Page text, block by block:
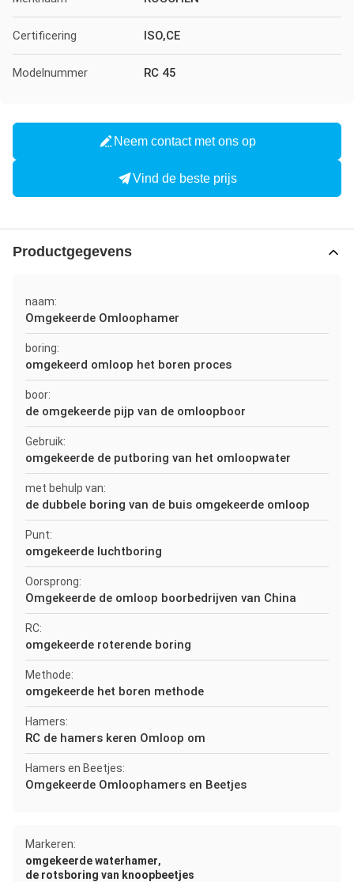
Certificering ISO,CE
Modelnummer RC 45
Neem contact met ons op
Vind de beste prijs
Productgegevens
naam:
Omgekeerde Omloophamer
boring:
omgekeerd omloop het boren proces
boor:
de omgekeerde pijp van de omloopboor
Gebruik:
omgekeerde de putboring van het omloopwater
met behulp van:
de dubbele boring van de buis omgekeerde omloop
Punt:
omgekeerde luchtboring
Oorsprong:
Omgekeerde de omloop boorbedrijven van China
RC:
omgekeerde roterende boring
Methode:
omgekeerde het boren methode
Hamers:
RC de hamers keren Omloop om
Hamers en Beetjes:
Omgekeerde Omloophamers en Beetjes
Markeren:
omgekeerde waterhamer,
de rotsboring van knoopbeetjes